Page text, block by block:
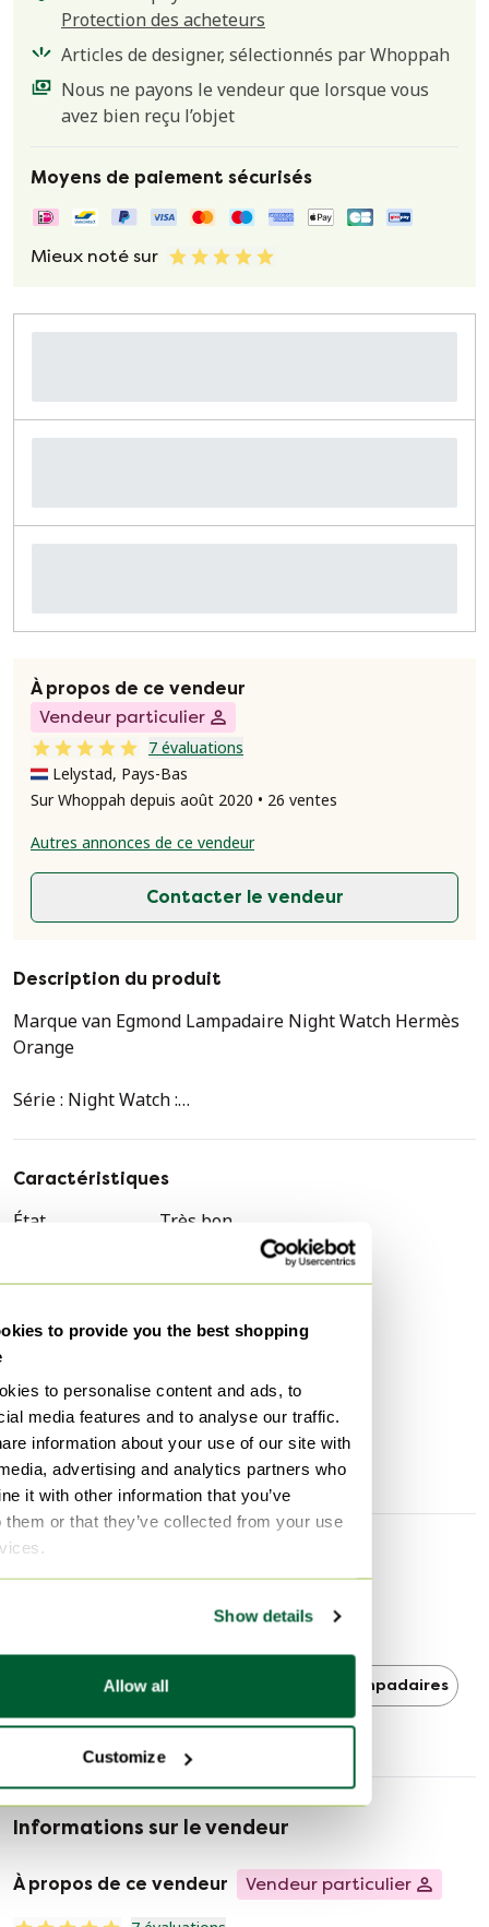
to provide you the best shopping
to personalise content and ads, to
media features and to analyse our traffic.
information about your use of our site with
advertising and analytics partners who
it with other information that you’ve
them or that they’ve collected from your use
Show details
Allow all
Customize
Protection des acheteurs
Articles de designer, sélectionnés par Whoppah
Nous ne payons le vendeur que lorsque vous
avez bien reçu l’objet
Moyens de paiement sécurisés
Mieux noté sur
À propos de ce vendeur
Vendeur particulier
7 évaluations
Lelystad, Pays-Bas
Sur Whoppah depuis août 2020 • 26 ventes
Autres annonces de ce vendeur
Contacter le vendeur
Description du produit
Marque van Egmond Lampadaire Night Watch Hermès
Orange
Série : Night Watch :
peintre Rembrandt van Rijn du XVIIe siècle. Simple et
discrète, mais rayonnante et chaleureuse, elle rappelle
les premiers lustres en cuivre des tableaux de
Rembrandt et introduit la tradition dans les espaces
contemporains.
Couleur Hermès Orange :
RAL : 2012.
Avec de nouveaux LED:Dimmers et de nouvelles lampes.
Ø 76,5 cm, hauteur 146 cm, 12x E14, 21 kg, acier peint
par poudrage.
Diamètre de la base : 30 cm.
Type de lustre :
Éditions spéciales !
4 pièces en stock !
Le prix demandé est par pièce.
Caractéristiques
État
Très bon
Orange, Transparent
Matériau
Autre
Quantité
1
Hauteur
146 cm
Largeur
76 cm
Profondeur
76 cm
Brand van Egmond
Brand van Egmond Lampadaires Lampadaires
Informations sur le vendeur
À propos de ce vendeur Vendeur particulier